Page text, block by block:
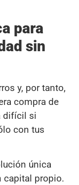
para
sin
y, por tanto,
compra de
difícil si
con tus
única
capital propio.